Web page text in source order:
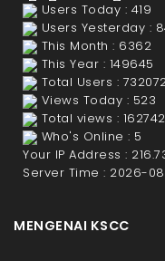
Users Today : 419
Users Yesterday :
This Month : 6362
This Year : 149645
Total Users :
Views Today : 523
Total views :
Who's Online : 5
Your IP Address :
Server Time : 2026-
MENGENAI KSCC